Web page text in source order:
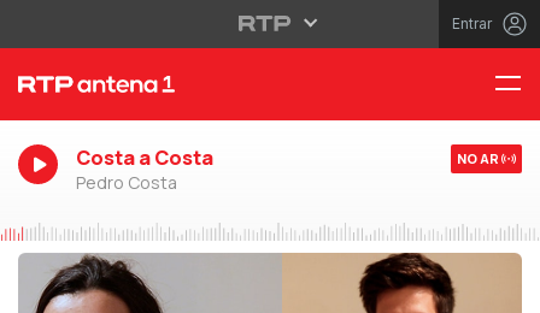
Entrar
Costa a Costa
Pedro Costa
NO AR